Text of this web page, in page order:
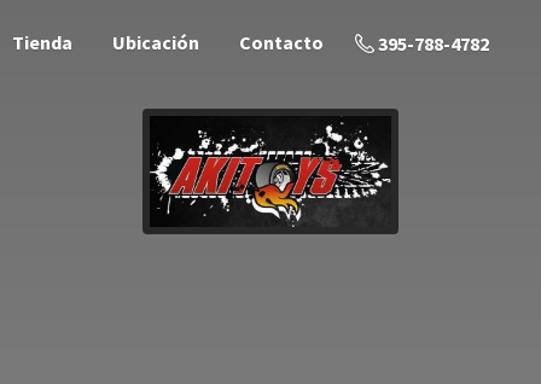
Tienda Ubicación Contacto 395-788-4782